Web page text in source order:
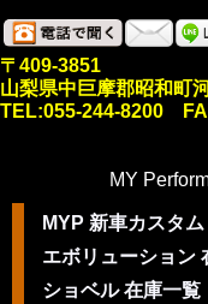
〒409-3851
山梨県中巨摩郡昭和町
TEL:055-244-8200
MY
MYP 新車カスタ
エボリューション
ショベル 在庫一覧